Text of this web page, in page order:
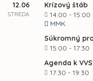
12.06
STREDA
Krízový štáb
14:00 - 15:00
MMK
Súkromný
15:00 - 17:30
Agenda k VVS
17:30 - 19:30